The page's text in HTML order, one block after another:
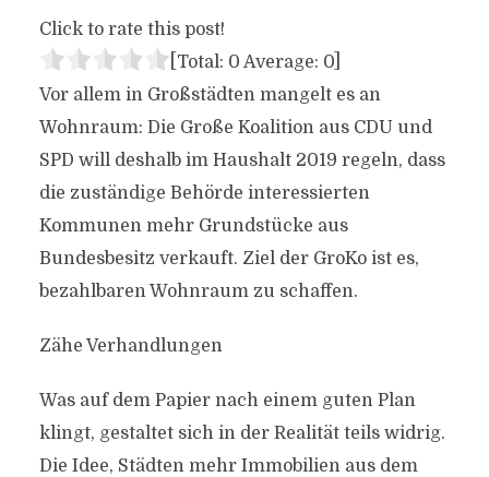
Click to rate this post!
[Total: 0 Average: 0]
Vor allem in Großstädten mangelt es an
Wohnraum: Die Große Koalition aus CDU und
SPD will deshalb im Haushalt 2019 regeln, dass
die zuständige Behörde interessierten
Kommunen mehr Grundstücke aus
Bundesbesitz verkauft. Ziel der GroKo ist es,
bezahlbaren Wohnraum zu schaffen.
Zähe Verhandlungen
Was auf dem Papier nach einem guten Plan
klingt, gestaltet sich in der Realität teils widrig.
Die Idee, Städten mehr Immobilien aus dem